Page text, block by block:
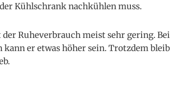
Kühlschrank nachkühlen muss.
Ruheverbrauch meist sehr gering.
kann er etwas höher sein. Trotzdem